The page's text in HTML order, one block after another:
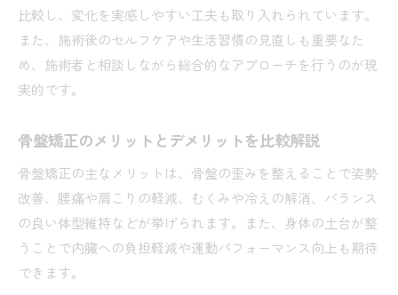
比較し、変化を実感しやすい工夫も取り入れられています。
また、施術後のセルフケアや生活習慣の見直しも重要なた
め、施術者と相談しながら総合的なアプローチを行うのが現
実的です。
骨盤矯正のメリットとデメリットを比較解説
骨盤矯正の主なメリットは、骨盤の歪みを整えることで姿勢
改善、腰痛や肩こりの軽減、むくみや冷えの解消、バランス
の良い体型維持などが挙げられます。また、身体の土台が整
うことで内臓への負担軽減や運動パフォーマンス向上も期待
できます。